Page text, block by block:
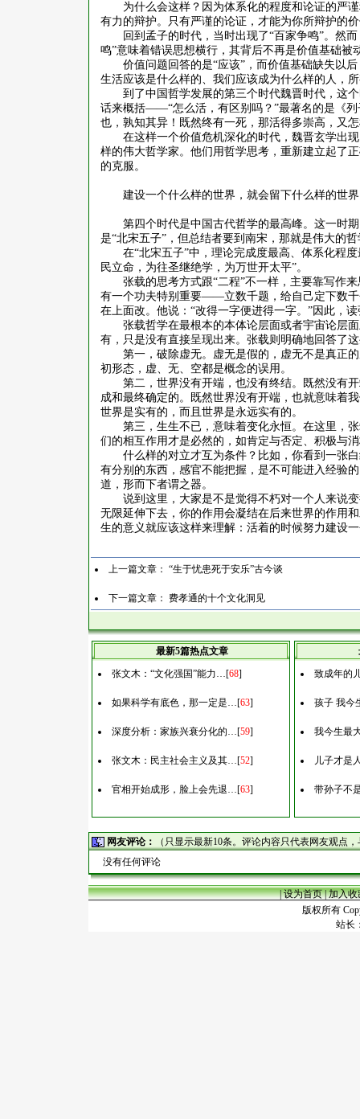
为什么会这样？因为体系化的程度和论证的严
有力的辩护。只有严谨的论证，才能为你所辩护的
回到孟子的时代，当时出现了“百家争鸣”。然
鸣”意味着错误思想横行，其背后不再是价值基础被
价值问题回答的是“应该”，而价值基础缺失以
生活应该是什么样的、我们应该成为什么样的人，
到了中国哲学发展的第三个时代魏晋时代，这
话来概括——“怎么活，有区别吗？”最著名的是《
也，孰知其异！既然终有一死，那活得多崇高，又
在这样一个价值危机深化的时代，魏晋玄学出
样的伟大哲学家。他们用哲学思考，重新建立起了
的克服。
建设一个什么样的世界，就会留下什么样的世界
第四个时代是中国古代哲学的最高峰。这一时
是“北宋五子”，但总结者要到南宋，那就是伟大的
在“北宋五子”中，理论完成度最高、体系化程
民立命，为往圣继绝学，为万世开太平”。
张载的思考方式跟“二程”不一样，主要靠写作
有一个功夫特别重要——立数千题，给自己定下数
在上面改。他说：“改得一字便进得一字。”因此，
张载哲学在最根本的本体论层面或者宇宙论层
有，只是没有直接呈现出来。张载则明确地回答了
第一，破除虚无。虚无是假的，虚无不是真正
初形态，虚、无、空都是概念的误用。
第二，世界没有开端，也没有终结。既然没有
成和最终确定的。既然世界没有开端，也就意味着
世界是实有的，而且世界是永远实有的。
第三，生生不已，意味着变化永恒。在这里，
们的相互作用才是必然的，如肯定与否定、积极与
什么样的对立才互为条件？比如，你看到一张
有分别的东西，感官不能把握，是不可能进入经验
道，形而下者谓之器。
说到这里，大家是不是觉得不朽对一个人来说
无限延伸下去，你的作用会凝结在后来世界的作用
生的意义就应该这样来理解：活着的时候努力建设
上一篇文章： “生于忧患死于安乐”古今谈
下一篇文章： 费孝通的十个文化洞见
最新5篇热点文章
张文木：“文化强国”能力…[68]
如果科学有底色，那一定是…[63]
深度分析：家族兴衰分化的…[59]
张文木：民主社会主义及其…[52]
官相开始成形，脸上会先退…[63]
致成年的
孩子 我今
我今生最
儿子才是
带孙子不
网友评论：
（只显示最新10条。评论内容只代表网友观点
没有任何评论
|设为首页|加入收
版权所有
站长